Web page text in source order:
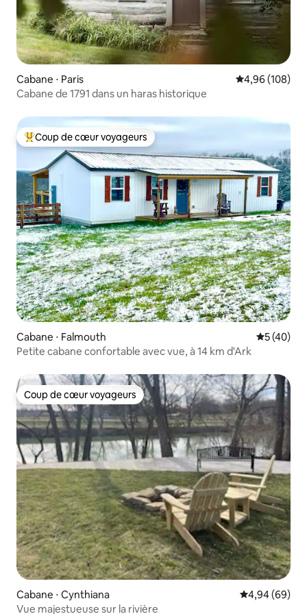
Cabane ⋅ Paris Évaluation
4,96 (108)
Cabane de 1791 dans un haras historique
Coups de cœur voyageurs les plus appréciés
Coup de cœur voyageurs
Cabane ⋅ Falmouth
5 (40)
Petite cabane confortable avec vue, à 14 km d'Ark
Coup de cœur voyageurs
Coup de cœur voyageurs
Cabane ⋅ Cynthiana Évaluation
4,94 (69)
Vue majestueuse sur la rivière